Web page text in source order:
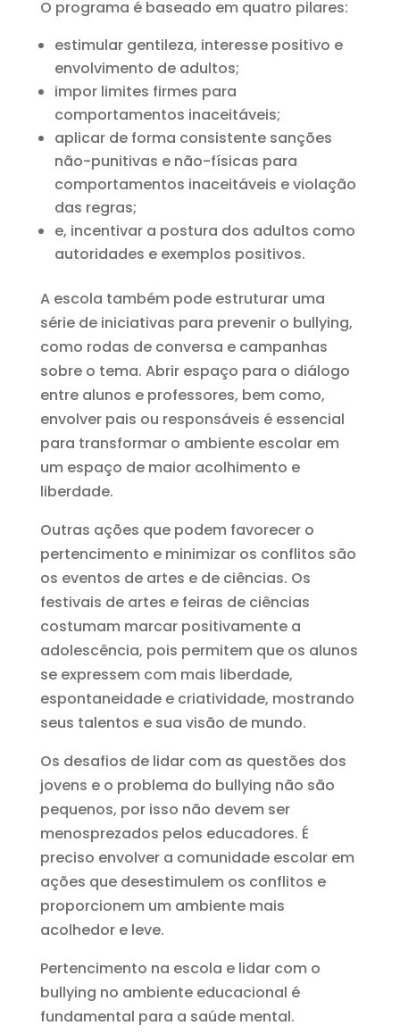
O programa é baseado em quatro pilares:
estimular gentileza, interesse positivo e
envolvimento de adultos;
impor limites firmes para
comportamentos inaceitáveis;
aplicar de forma consistente sanções
não-punitivas e não-físicas para
comportamentos inaceitáveis e violação
das regras;
e, incentivar a postura dos adultos como
autoridades e exemplos positivos.
A escola também pode estruturar uma
série de iniciativas para prevenir o bullying,
como rodas de conversa e campanhas
sobre o tema. Abrir espaço para o diálogo
entre alunos e professores, bem como,
envolver pais ou responsáveis é essencial
para transformar o ambiente escolar em
um espaço de maior acolhimento e
liberdade.
Outras ações que podem favorecer o
pertencimento e minimizar os conflitos são
os eventos de artes e de ciências. Os
festivais de artes e feiras de ciências
costumam marcar positivamente a
adolescência, pois permitem que os alunos
se expressem com mais liberdade,
espontaneidade e criatividade, mostrando
seus talentos e sua visão de mundo.
Os desafios de lidar com as questões dos
jovens e o problema do bullying não são
pequenos, por isso não devem ser
menosprezados pelos educadores. É
preciso envolver a comunidade escolar em
ações que desestimulem os conflitos e
proporcionem um ambiente mais
acolhedor e leve.
Pertencimento na escola e lidar com o
bullying no ambiente educacional é
fundamental para a saúde mental.